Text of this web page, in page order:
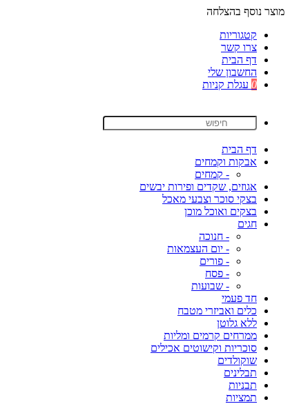
מוצר נוסף בהצלחה
קטגוריות
צרו קשר
דף הבית
החשבון שלי
0 עגלת קניות
דף הבית
אבקות וקמחים
- קמחים
אגוזים, שקדים ופירות יבשים
בצקי סוכר וצבעי מאכל
בצקים ואוכל מוכן
חגים
- חנוכה
- יום העצמאות
- פורים
- פסח
- שבועות
חד פעמי
כלים ואביזרי מטבח
ללא גלוטן
ממרחים קרמים ומליות
סוכריות וקישוטים אכילים
שוקולדים
תבלינים
תבניות
תמציות